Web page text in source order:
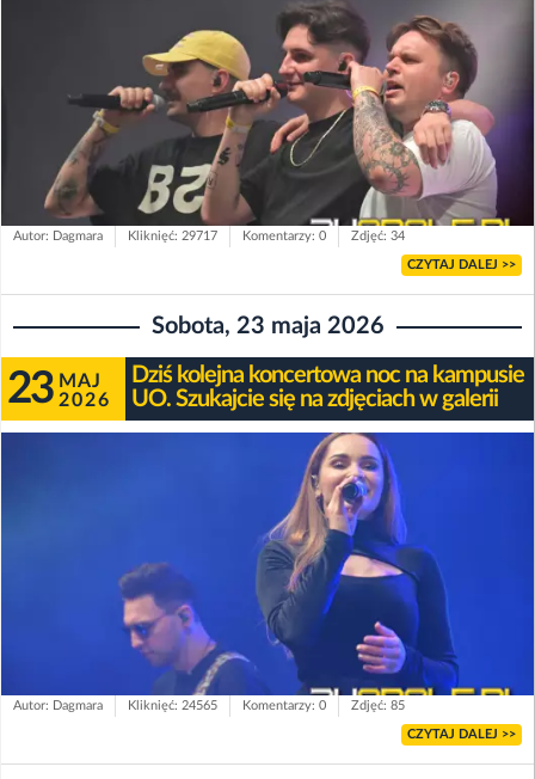
Autor: Dagmara Kliknięć: 29717 Komentarzy: 0 Zdjęć: 34
CZYTAJ DALEJ >>
Sobota, 23 maja 2026
23 MAJ
2026
Dziś kolejna koncertowa noc na kampusie
UO. Szukajcie się na zdjęciach w galerii
Autor: Dagmara Kliknięć: 24565 Komentarzy: 0 Zdjęć: 85
CZYTAJ DALEJ >>